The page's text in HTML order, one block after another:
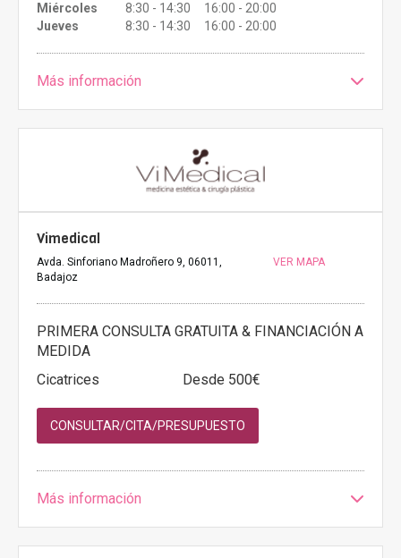
Miércoles
8:30 - 14:30 16:00 - 20:00
Jueves
8:30 - 14:30 16:00 - 20:00
Más información
Vimedical
Avda. Sinforiano Madroñero 9, 06011,
Badajoz
VER MAPA
PRIMERA CONSULTA GRATUITA & FINANCIACIÓN A
MEDIDA
Cicatrices
Desde 500€
CONSULTAR/CITA/PRESUPUESTO
Más información